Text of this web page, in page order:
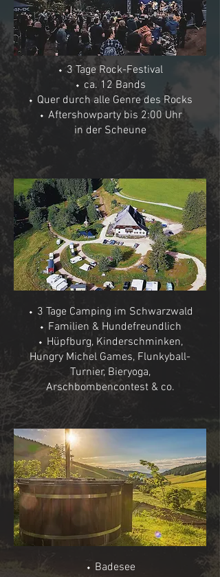
⬩ 3 Tage Rock-Festival
⬩ ca. 12 Bands
⬩ Quer durch alle Genre des Rocks
⬩ Aftershowparty bis 2:00 Uhr
in der Scheune
⬩ 3 Tage Rock-Festival
⬩ Bisher bestätigt: 8 Bands
⬩ Quer durch alle Genre des Rocks
⬩ Aftershowparty bis 2:00 Uhr
in der Scheune
⬩ 3 Tage Camping im Schwarzwald
⬩ Familien & Hundefreundlich
⬩ Hüpfburg, Kinderschminken,
Hungry Michel Games, Flunkyball-
Turnier, Bieryoga,
Arschbombencontest & co.
⬩ Badesee